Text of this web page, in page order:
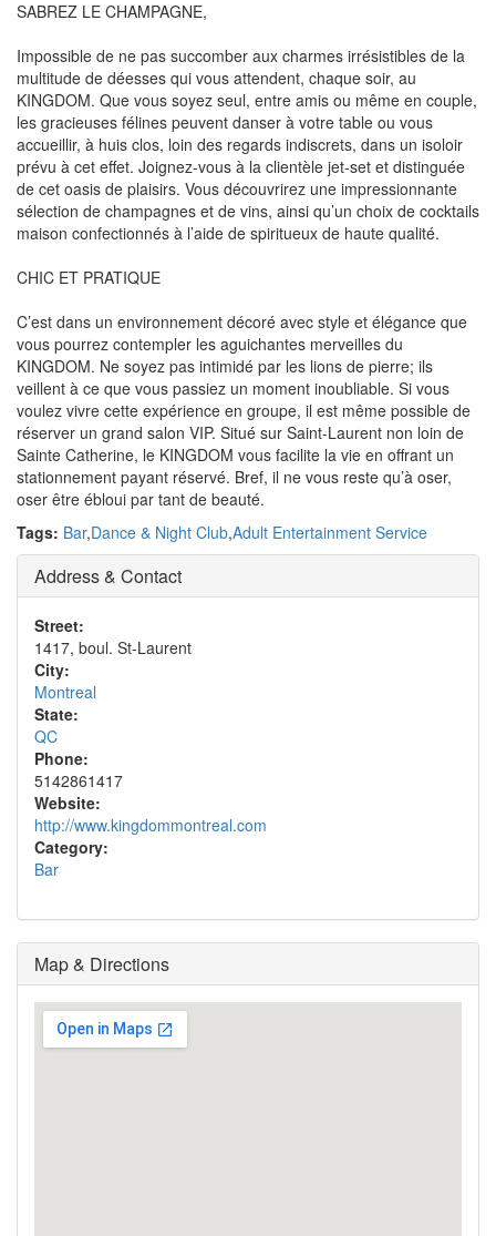
SABREZ LE CHAMPAGNE,
Impossible de ne pas succomber aux charmes irrésistibles de la
multitude de déesses qui vous attendent, chaque soir, au
KINGDOM. Que vous soyez seul, entre amis ou même en couple,
les gracieuses félines peuvent danser à votre table ou vous
accueillir, à huis clos, loin des regards indiscrets, dans un isoloir
prévu à cet effet. Joignez-vous à la clientèle jet-set et distinguée
de cet oasis de plaisirs. Vous découvrirez une impressionnante
sélection de champagnes et de vins, ainsi qu’un choix de cocktails
maison confectionnés à l’aide de spiritueux de haute qualité.
CHIC ET PRATIQUE
C’est dans un environnement décoré avec style et élégance que
vous pourrez contempler les aguichantes merveilles du
KINGDOM. Ne soyez pas intimidé par les lions de pierre; ils
veillent à ce que vous passiez un moment inoubliable. Si vous
voulez vivre cette expérience en groupe, il est même possible de
réserver un grand salon VIP. Situé sur Saint-Laurent non loin de
Sainte Catherine, le KINGDOM vous facilite la vie en offrant un
stationnement payant réservé. Bref, il ne vous reste qu’à oser,
oser être ébloui par tant de beauté.
Tags: Bar,Dance & Night Club,Adult Entertainment Service
Address & Contact
Street:
1417, boul. St-Laurent
City:
Montreal
State:
QC
Phone:
5142861417
Website:
http://www.kingdommontreal.com
Category:
Bar
Map & Directions